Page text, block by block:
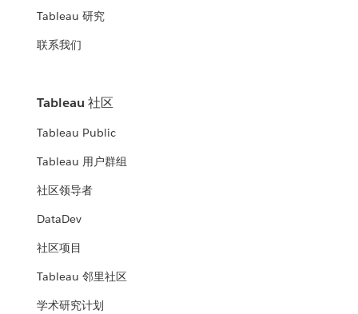
Tableau 研究
联系我们
Tableau 社区
Tableau Public
Tableau 用户群组
社区领导者
DataDev
社区项目
Tableau 邻里社区
学术研究计划